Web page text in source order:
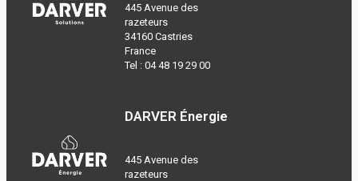
445 Avenue des
razeteurs
34160 Castries
France
Tel :04 48 19 29 00
DARVER Énergie
445 Avenue des
razeteurs